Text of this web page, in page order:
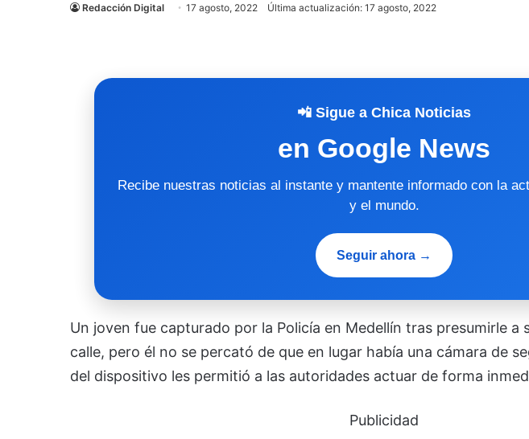
Redacción Digital 17 agosto, 2022 Última actualización: 17 agosto, 2022
📲 Sigue a Chica Noticias
en Google News
Recibe nuestras noticias al instante y mantente informado con la
y el mundo.
Seguir ahora →
Un joven fue capturado por la Policía en Medellín tras presumirle a
calle, pero él no se percató de que en lugar había una cámara de
del dispositivo les permitió a las autoridades actuar de forma
Publicidad